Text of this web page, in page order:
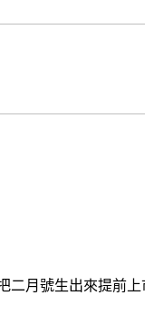
二月號生出來提前上